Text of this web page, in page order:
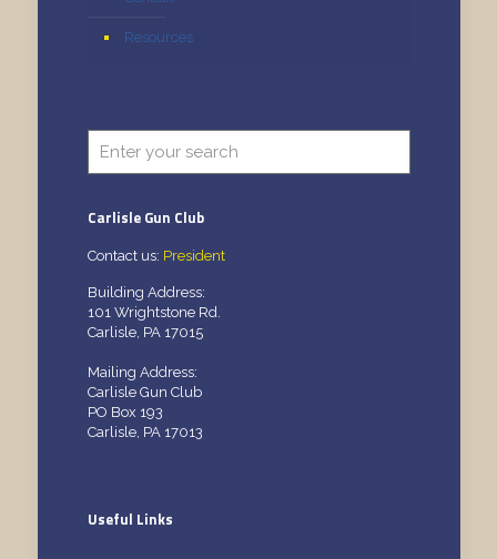
Resources
Carlisle Gun Club
Contact us: President
Building Address:
101 Wrightstone Rd.
Carlisle, PA 17015
Mailing Address:
Carlisle Gun Club
PO Box 193
Carlisle, PA 17013
Useful Links